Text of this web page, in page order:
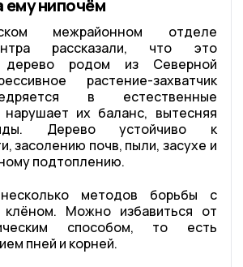
ему нипочём
межрайонном отделе
рассказали, что это
дерево родом из Северной
растение-захватчик
в естественные
их баланс, вытесняя
Дерево устойчиво к
засолению почв, пыли, засухе и
подтоплению.
методов борьбы с
клёном. Можно избавиться от
способом, то есть
пней и корней.